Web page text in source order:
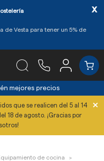
de Vesta para tener un 5% de
x
mejores precios
que se realicen del 5 al 14
18 de agosto. ¡Gracias por
×
de cocina